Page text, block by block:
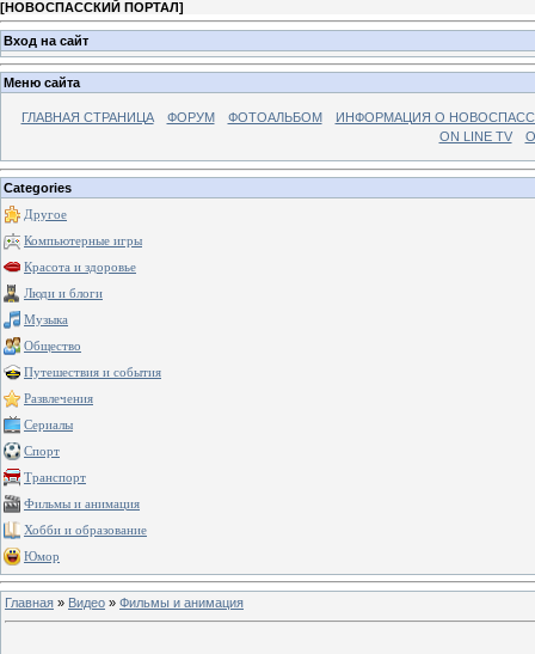
[НОВОСПАССКИЙ ПОРТАЛ]
Вход на сайт
Меню сайта
ГЛАВНАЯ СТРАНИЦА ФОРУМ ФОТОАЛЬБОМ
ИНФОРМАЦИЯ О
ON LINE TV
Categories
Другое
Компьютерные игры
Красота и здоровье
Люди и блоги
Музыка
Общество
Путешествия и события
Развлечения
Сериалы
Спорт
Транспорт
Фильмы и анимация
Хобби и образование
Юмор
Главная » Видео » Фильмы и анимация